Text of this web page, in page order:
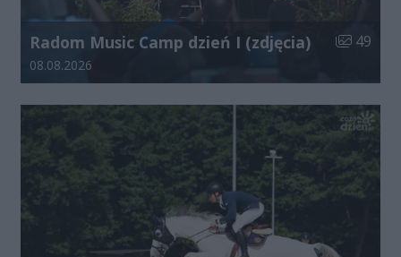
Radom Music Camp dzień I (zdjęcia) Liczba
49
Data dodania galerii:
08.08.2026